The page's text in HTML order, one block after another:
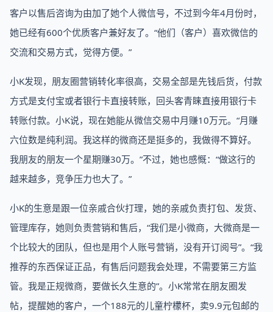
客户以售后咨询为由加了她个人微信号，不过到今年4月份时，
她已经有600个优质客户兼好友了。“他们（客户）喜欢微信的
交流和交易方式，觉得方便。”
小K发现，朋友圈营销转化率很高，交易全部是先钱后货，付款
方式是支付宝或者银行卡直接转账，回头客青睐直接用银行卡
转账付款。小K说，现在她能从微信交易中月赚10万元。“月赚
六位数是纯利润。我这样的微商还是挺多的，我做得不算好。
我朋友的朋友一个星期赚30万。”不过，她也感慨：“做这行的
越来越多，竞争压力也大了。”
小K的生意是跟一位亲戚合伙打理，她的亲戚负责打包、发货、
管理库存，她则负责营销和售后，“我们是小微商，大微商是一
个比较大的团队，但也是用个人账号营销，没有开订阅号”。“我
推荐的东西保证正品，有售后问题我会处理，不需要第三方监
管。我是正规微商，要做长久生意的”。小K常常在朋友圈发
帖，提醒她的客户，一个188元的儿童柠檬杯，卖9.9元包邮的